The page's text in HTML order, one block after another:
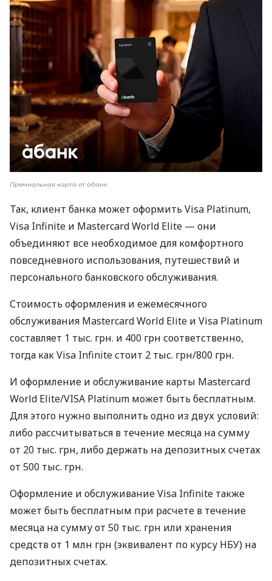
Премиальная карта от àбанк
Так, клиент банка может оформить Visa Platinum,
Visa Infinite и Mastercard World Elite — они
объединяют все необходимое для комфортного
повседневного использования, путешествий и
персонального банковского обслуживания.
Стоимость оформления и ежемесячного
обслуживания Mastercard World Elite и Visa Platinum
составляет 1 тыс. грн. и 400 грн соответственно,
тогда как Visa Infinite стоит 2 тыс. грн/800 грн.
И оформление и обслуживание карты Mastercard
World Elite/VISA Platinum может быть бесплатным.
Для этого нужно выполнить одно из двух условий:
либо рассчитываться в течение месяца на сумму
от 20 тыс. грн, либо держать на депозитных счетах
от 500 тыс. грн.
Оформление и обслуживание Visa Infinite также
может быть бесплатным при расчете в течение
месяца на сумму от 50 тыс. грн или хранения
средств от 1 млн грн (эквивалент по курсу НБУ) на
депозитных счетах.